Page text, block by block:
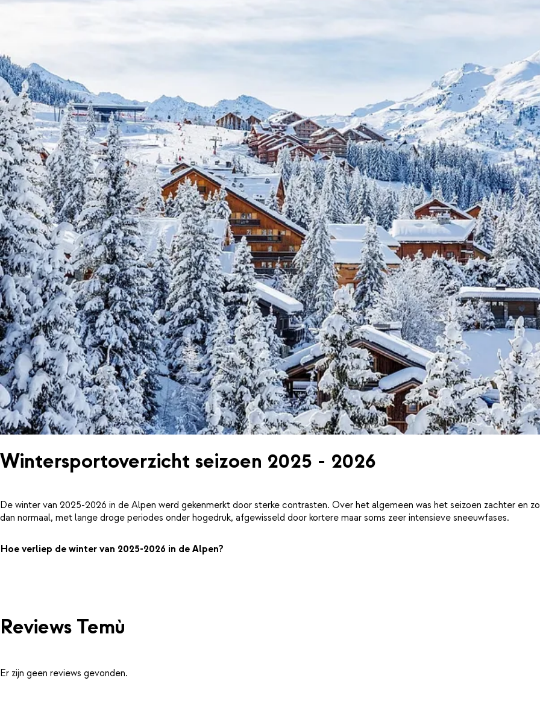
Wintersportoverzicht seizoen 2025 - 2026
De winter van 2025-2026 in de Alpen werd gekenmerkt door sterke contrasten. Over het algemeen was het seizoen zachter en
dan normaal, met lange droge periodes onder hogedruk, afgewisseld door kortere maar soms zeer intensieve sneeuwfases.
Hoe verliep de winter van 2025-2026 in de Alpen?
Reviews Temù
Er zijn geen reviews gevonden.